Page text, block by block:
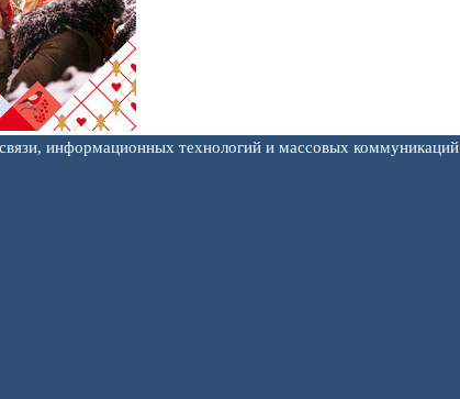
информационных технологий и массовых коммуникаций